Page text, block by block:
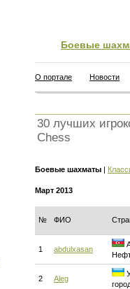
Боевые
О портале Новости
30 лучших
Chess
Боевые шахматы |
Март 2013
№ ФИО
1 abdulxasan
2 Aleg